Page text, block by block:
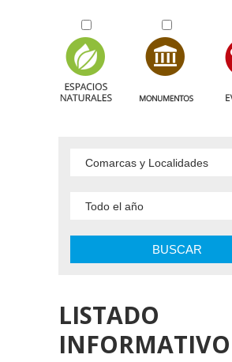
BUSCAR
LISTADO
INFORMATIVO